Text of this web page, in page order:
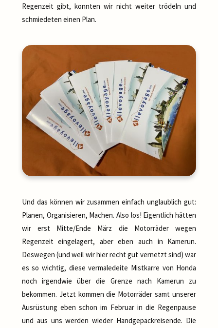
Regenzeit gibt, konnten wir nicht weiter trödeln und
schmiedeten einen Plan.
Und das können wir zusammen einfach unglaublich gut:
Planen, Organisieren, Machen. Also los! Eigentlich hätten
wir erst Mitte/Ende März die Motorräder wegen
Regenzeit eingelagert, aber eben auch in Kamerun.
Deswegen (und weil wir hier recht gut vernetzt sind) war
es so wichtig, diese vermaledeite Mistkarre von Honda
noch irgendwie über die Grenze nach Kamerun zu
bekommen. Jetzt kommen die Motorräder samt unserer
Ausrüstung eben schon im Februar in die Regenpause
und aus uns werden wieder Handgepäckreisende. Die